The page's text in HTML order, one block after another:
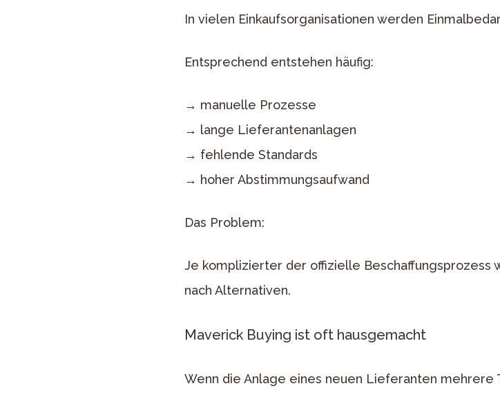
In vielen Einkaufsorganisationen werden
Entsprechend entstehen häufig:
→ manuelle Prozesse
→ lange Lieferantenanlagen
→ fehlende Standards
→ hoher Abstimmungsaufwand
Das Problem:
Je komplizierter der offizielle Beschaffungsprozess
nach Alternativen.
Maverick Buying ist oft hausgemacht
Wenn die Anlage eines neuen Lieferanten mehrere